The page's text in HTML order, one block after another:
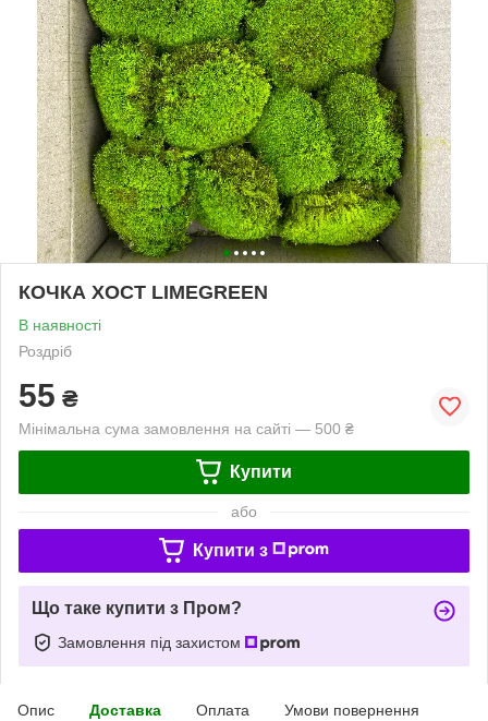
КОЧКА ХОСТ LIMEGREEN
В наявності
Роздріб
55 ₴
Мінімальна сума замовлення на сайті — 500 ₴
Купити
або
Купити з
Що таке купити з Пром?
Замовлення під захистом
Опис Доставка Оплата Умови повернення